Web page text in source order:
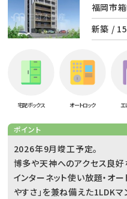
福岡市
新築 /
宅配ボックス オートロック エ
ポイント
2026年9月竣工予定。
博多や天神へのアクセス良好
インターネット使い放題・オ
やすさ」を兼ね備えた1LDKマ